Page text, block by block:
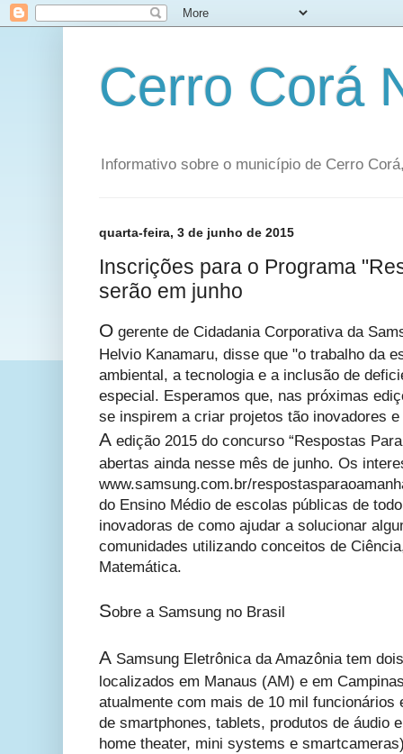
Cerro Corá
Informativo sobre o município de Cerro
quarta-feira, 3 de junho de 2015
Inscrições para o Programa
serão em junho
O gerente de Cidadania Corporativa da
Helvio Kanamaru, disse que "o trabalho da
ambiental, a tecnologia e a inclusão de
especial. Esperamos que, nas próximas
se inspirem a criar projetos tão inovadores
A edição 2015 do concurso “Respostas
abertas ainda nesse mês de junho. Os
www.samsung.com.br/
do Ensino Médio de escolas públicas de
inovadoras de como ajudar a solucionar
comunidades utilizando conceitos de
Matemática.
Sobre a Samsung no Brasil
A Samsung Eletrônica da Amazônia tem
localizados em Manaus (AM) e em
atualmente com mais de 10 mil funcionários
de smartphones, tablets, produtos de áudio
home theater, mini systems e